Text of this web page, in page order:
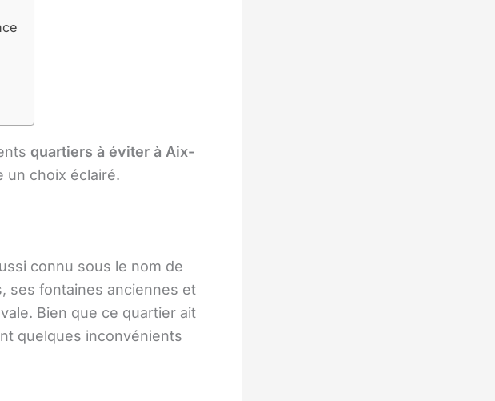
quartiers à éviter à Aix-
un choix éclairé.
connu sous le nom de
ses fontaines anciennes et
Bien que ce quartier ait
quelques inconvénients